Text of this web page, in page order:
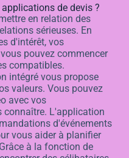
de devis ?
en relation des
sérieuses. En
d'intérêt, vos
pouvez commencer
compatibles.
intégré vous propose
valeurs. Vous pouvez
avec vos
connaître. L'application
d'événements
vous aider à planifier
à la fonction de